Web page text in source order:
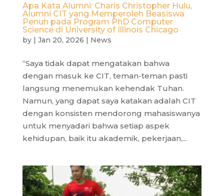
Apa Kata Alumni: Charis Christopher Hulu,
Alumni CIT yang Memperoleh Beasiswa
Penuh pada Program PhD Computer
Science di University of Illinois Chicago
by | Jan 20, 2026 | News
“Saya tidak dapat mengatakan bahwa
dengan masuk ke CIT, teman-teman pasti
langsung menemukan kehendak Tuhan.
Namun, yang dapat saya katakan adalah CIT
dengan konsisten mendorong mahasiswanya
untuk menyadari bahwa setiap aspek
kehidupan, baik itu akademik, pekerjaan,...